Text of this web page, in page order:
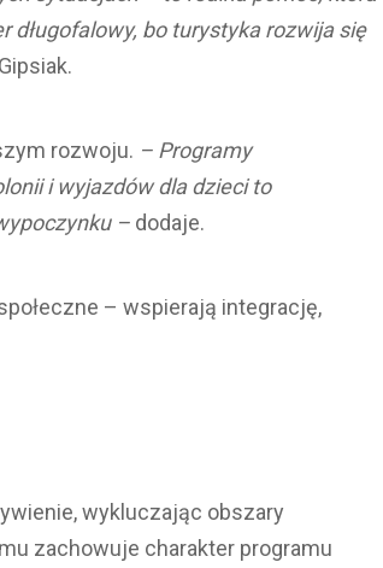
długofalowy, bo turystyka rozwija się
rozwoju. – Programy
i wyjazdów dla dzieci to
– dodaje.
– wspierają integrację,
wykluczając obszary
zachowuje charakter programu